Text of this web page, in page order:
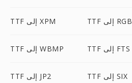
TTF إلى XPM TTF إلى RGB
TTF إلى WBMP TTF إلى FTS
TTF إلى JP2 TTF إلى SIX